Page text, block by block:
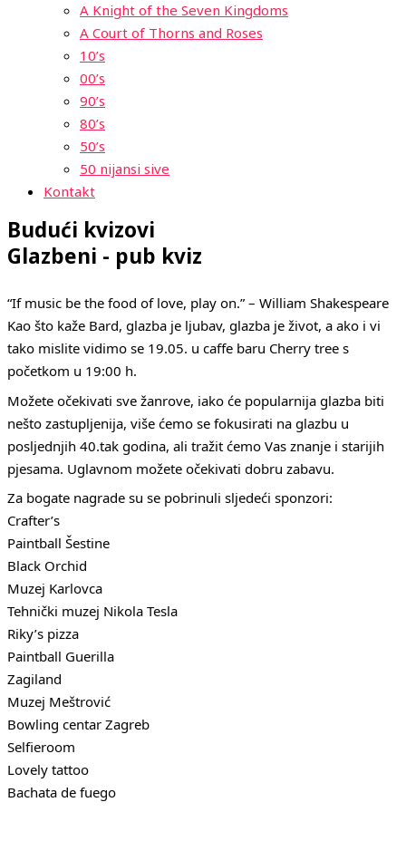
A Knight of the Seven Kingdoms
A Court of Thorns and Roses
10’s
00’s
90’s
80’s
50’s
50 nijansi sive
Kontakt
Budući kvizovi
Glazbeni - pub kviz
“If music be the food of love, play on.” – William Shakespeare
Kao što kaže Bard, glazba je ljubav, glazba je život, a ako i vi
tako mislite vidimo se 19.05. u caffe baru Cherry tree s
početkom u 19:00 h.
Možete očekivati sve žanrove, iako će popularnija glazba biti
nešto zastupljenija, više ćemo se fokusirati na glazbu u
posljednjih 40.tak godina, ali tražit ćemo Vas znanje i starijih
pjesama. Uglavnom možete očekivati dobru zabavu.
Za bogate nagrade su se pobrinuli sljedeći sponzori:
Crafter’s
Paintball Šestine
Black Orchid
Muzej Karlovca
Tehnički muzej Nikola Tesla
Riky’s pizza
Paintball Guerilla
Zagiland
Muzej Meštrović
Bowling centar Zagreb
Selfieroom
Lovely tattoo
Bachata de fuego